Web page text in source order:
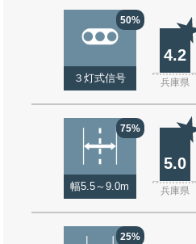
50%
３灯式信号
4.2
兵庫県
75%
幅5.5～9.0m
5.0
兵庫県
25%